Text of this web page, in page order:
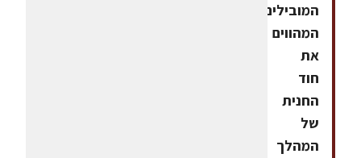
המובילים
המהווים
את
חוד
החנית
של
המהלך